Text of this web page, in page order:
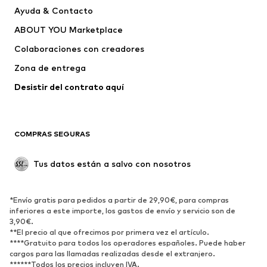
WE Fashion
Ayuda & Contacto
ABOUT YOU Marketplace
Colaboraciones con creadores
Zona de entrega
Desistir del contrato aquí
COMPRAS SEGURAS
Tus datos están a salvo con nosotros
*Envío gratis para pedidos a partir de 29,90€, para compras
inferiores a este importe, los gastos de envío y servicio son de
3,90€.
**El precio al que ofrecimos por primera vez el artículo.
****Gratuito para todos los operadores españoles. Puede haber
cargos para las llamadas realizadas desde el extranjero.
******Todos los precios incluyen IVA.